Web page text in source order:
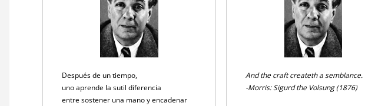
Después de un tiempo,
uno aprende la sutil diferencia
entre sostener una mano y encadenar
And the craft createth a semblance.
-Morris: Sigurd the Volsung (1876)